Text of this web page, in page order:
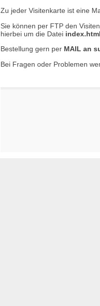
Zu jeder Visitenkarte ist eine
Sie können per FTP den
hierbei um die Datei index.html
Bestellung gern per MAIL an
Bei Fragen oder Problemen